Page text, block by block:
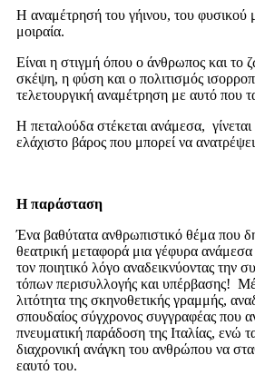
Η αναμέτρησή του γήινου, του φυσικού
μοιραία.
Είναι η στιγμή όπου ο άνθρωπος και το
σκέψη, η φύση και ο πολιτισμός
τελετουργική αναμέτρηση με αυτό που
Η πεταλούδα στέκεται ανάμεσα,
ελάχιστο βάρος που μπορεί να
Η παράσταση
Ένα βαθύτατα ανθρωπιστικό θέμα που
θεατρική μεταφορά μια γέφυρα ανάμεσα
τον ποιητικό λόγο αναδεικνύοντας την
τόπων περισυλλογής και υπέρβασης!
λιτότητα της σκηνοθετικής γραμμής,
σπουδαίος σύγχρονος συγγραφέας που
πνευματική παράδοση της Ιταλίας, ενώ
διαχρονική ανάγκη του ανθρώπου να
εαυτό του.